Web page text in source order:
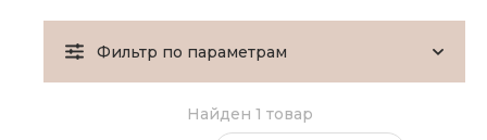
Фильтр по параметрам
Найден 1 товар